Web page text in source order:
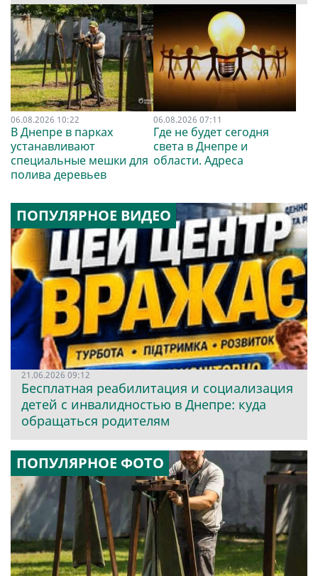
06.08.2026 10:22
В Днепре в парках
устанавливают
специальные мешки для
полива деревьев
06.08.2026 07:11
Где не будет сегодня
света в Днепре и
области. Адреса
ПОПУЛЯРНОЕ ВИДЕО
21.06.2026 09:12
Бесплатная реабилитация и социализация
детей с инвалидностью в Днепре: куда
обращаться родителям
ПОПУЛЯРНОЕ ФОТО